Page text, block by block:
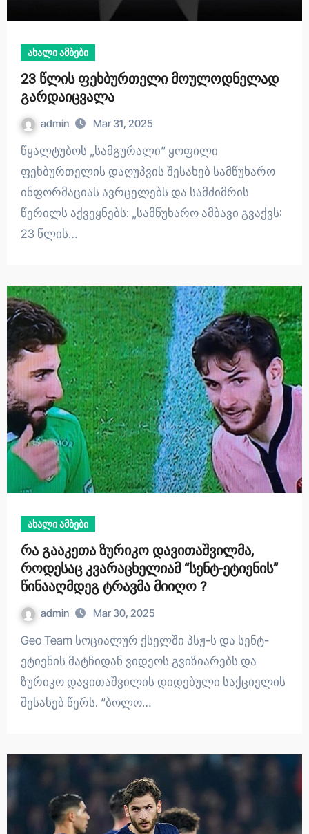
ახალი ამბები
23 წლის ფეხბურთელი მოულოდნელად
გარდაიცვალა
admin Mar 31, 2025
წყალტუბოს „სამგურალი“ ყოფილი
ფეხბურთელის დაღუპვის შესახებ სამწუხარო
ინფორმაციას ავრცელებს და სამძიმრის
წერილს აქვეყნებს: „სამწუხარო ამბავი გვაქვს:
23 წლის…
ახალი ამბები
რა გააკეთა ზურიკო დავითაშვილმა,
როდესაც კვარაცხელიამ “სენტ-ეტიენის”
წინააღმდეგ ტრავმა მიიღო ?
admin Mar 30, 2025
Geo Team სოციალურ ქსელში პსჟ-ს და სენტ-
ეტიენის მატჩიდან ვიდეოს გვიზიარებს და
ზურიკო დავითაშვილის დიდებული საქციელის
შესახებ წერს. “ბოლო…